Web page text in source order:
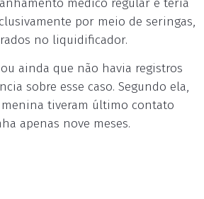
médico regular e teria
por meio de seringas,
no liquidificador.
ainda que não havia registros
sobre esse caso. Segundo ela,
tiveram último contato
apenas nove meses.